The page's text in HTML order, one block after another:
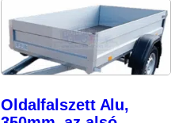
Oldalfalszett Alu,